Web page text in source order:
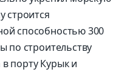
строится
способностью 300
по строительству
порту Курык и